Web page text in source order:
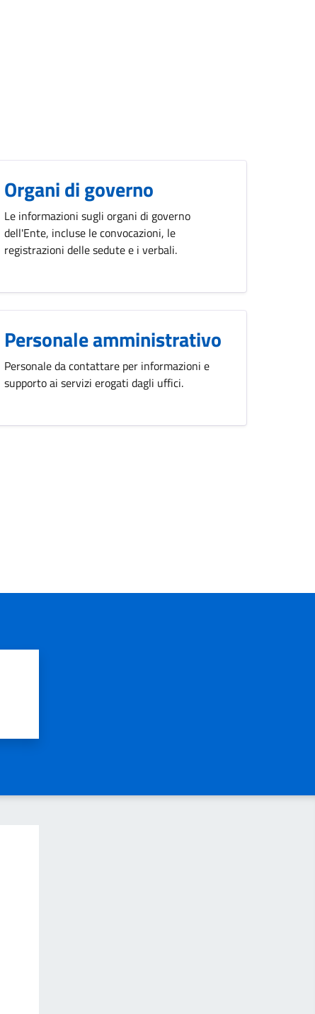
Organi di governo
Le informazioni sugli organi di governo
dell'Ente, incluse le convocazioni, le
registrazioni delle sedute e i verbali.
Personale amministrativo
Personale da contattare per informazioni e
supporto ai servizi erogati dagli uffici.